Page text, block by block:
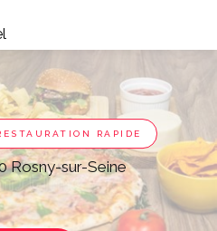
RAPIDE
Rosny-sur-Seine